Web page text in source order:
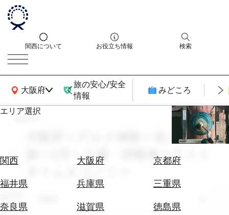
関西について お役立ち情報 検索
大阪府
関西広域MAP
旅の安心/安全
情報
みどころ
エリア選択
関西 大阪府
京都府
福井県
兵庫県
三重県
奈良県
滋賀県
徳島県
エ
券
テ
search
大阪府 × グルメ体験 × 友人との
旅 × 6月 × 入場・拝観券 × ナイト